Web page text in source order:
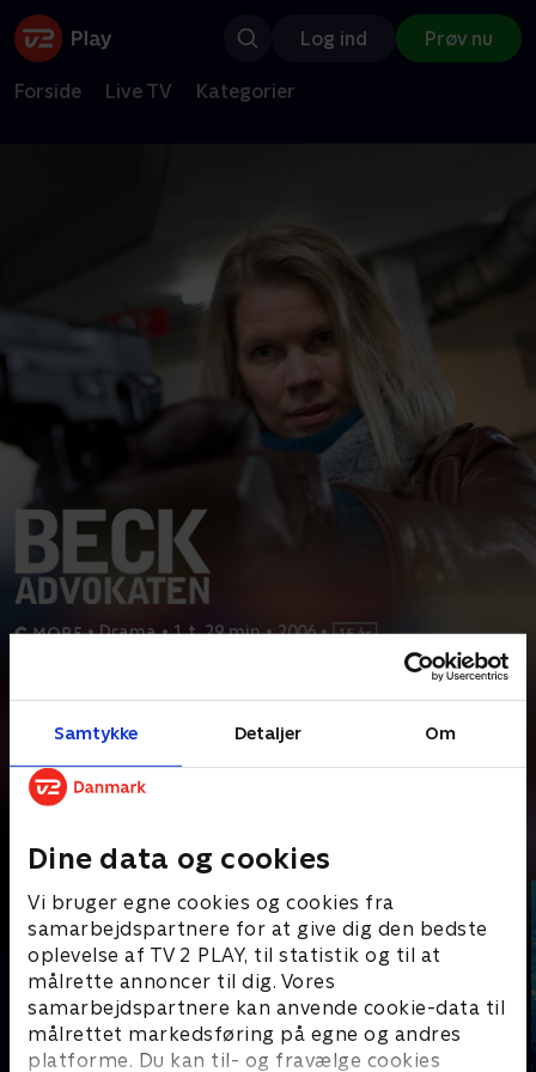
Samtykke Detaljer Om
Dine data og cookies
Vi bruger egne cookies og cookies fra
samarbejdspartnere for at give dig den bedste
oplevelse af TV 2 PLAY, til statistik og til at
målrette annoncer til dig. Vores
samarbejdspartnere kan anvende cookie-data til
målrettet markedsføring på egne og andres
platforme. Du kan til- og fravælge cookies
Log ind Prøv nu
Forside Live TV Kategorier
• Drama • 1 t. 29 min • 2006 •
En stjerneadvokat findes brutalt myrdet i sin lejlighed, og
politikommissær Beck og hans team sættes til at
Prøv TV 2 Play*
*Kræver pakken Basis. Administrer dit abonnement på Mit TV 2.
Andre så også